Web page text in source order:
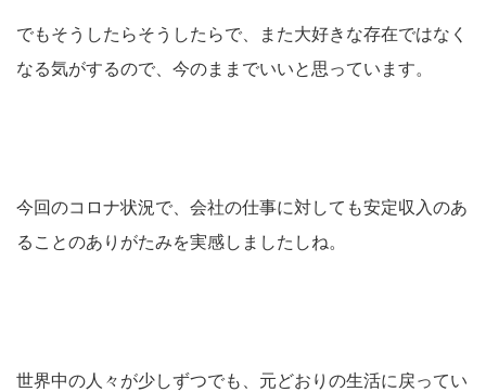
でもそうしたらそうしたらで、また大好きな存在ではなく
なる気がするので、今のままでいいと思っています。
今回のコロナ状況で、会社の仕事に対しても安定収入のあ
ることのありがたみを実感しましたしね。
世界中の人々が少しずつでも、元どおりの生活に戻ってい